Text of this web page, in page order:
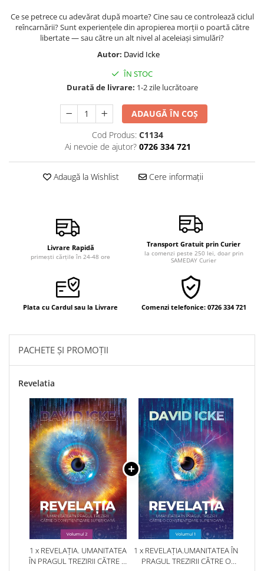
Alimentație
Creștinism
Relații de cuplu
Psihologie practică
Lumea îngerilor
Seria Masaru Emoto
Vindecare spirituală
Viaţa de după moarte
Supă de pui pentru suflet
Yoga
Spiritualitate şi ştiinţă
Fără categorie
Cunoaștere
Ce se petrece cu adevărat după moarte? Cine sau ce controlează ciclul
reîncarnării? Sunt experiențele din apropierea morții o poartă către
libertate — sau către un alt nivel al aceleiași simulări?
Autor: David Icke
ÎN STOC
Durată de livrare: 1-2 zile lucrătoare
ADAUGĂ ÎN COȘ
Cod Produs: C1134
Ai nevoie de ajutor? 0726 334 721
Adaugă la Wishlist Cere informații
Livrare Rapidă
primești cărțile în 24-48 ore
Transport Gratuit prin Curier
la comenzi peste 250 lei, doar prin
SAMEDAY Curier
Plata cu Cardul sau la Livrare Comenzi telefonice: 0726 334 721
PACHETE ȘI PROMOȚII
Revelatia
1 x REVELAȚIA. UMANITATEA
ÎN PRAGUL TREZIRII CĂTRE O
1 x REVELAȚIA.UMANITATEA ÎN
PRAGUL TREZIRII CĂTRE O